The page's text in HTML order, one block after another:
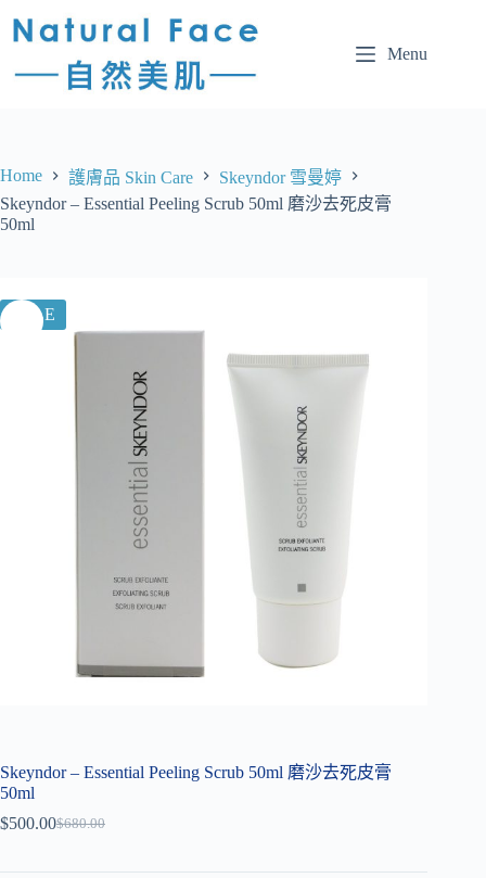
Menu
Home 護膚品 Skin Care
Skeyndor 雪曼婷
Skeyndor – Essential Peeling Scrub 50ml 磨沙去死皮膏
50ml
SALE
Skeyndor – Essential Peeling Scrub 50ml 磨沙去死皮膏
50ml
$680.00
$500.00